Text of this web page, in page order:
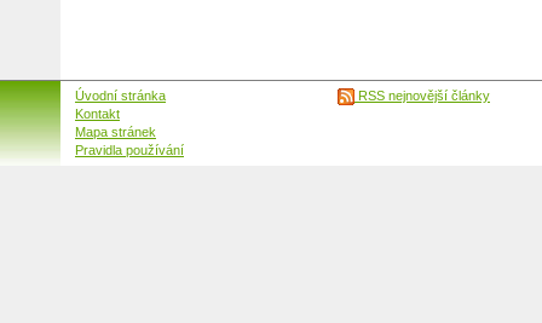
Úvodní stránka
Kontakt
Mapa stránek
Pravidla používání
RSS nejnovější články